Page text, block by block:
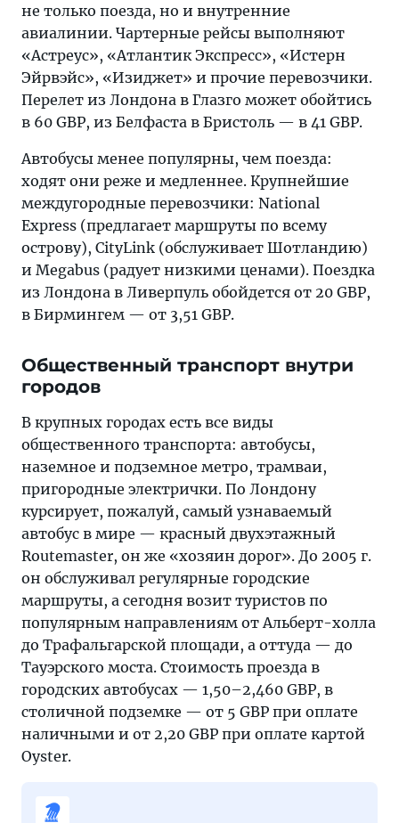
не только поезда, но и внутренние
авиалинии. Чартерные рейсы выполняют
«Астреус», «Атлантик Экспресс», «Истерн
Эйрвэйс», «Изиджет» и прочие перевозчики.
Перелет из Лондона в Глазго может обойтись
в 60 GBP, из Белфаста в Бристоль — в 41 GBP.
Автобусы менее популярны, чем поезда:
ходят они реже и медленнее. Крупнейшие
междугородные перевозчики: National
Express (предлагает маршруты по всему
острову), CityLink (обслуживает Шотландию)
и Megabus (радует низкими ценами). Поездка
из Лондона в Ливерпуль обойдется от 20 GBP,
в Бирмингем — от 3,51 GBP.
Общественный транспорт внутри
городов
В крупных городах есть все виды
общественного транспорта: автобусы,
наземное и подземное метро, трамваи,
пригородные электрички. По Лондону
курсирует, пожалуй, самый узнаваемый
автобус в мире — красный двухэтажный
Routemaster, он же «хозяин дорог». До 2005 г.
он обслуживал регулярные городские
маршруты, а сегодня возит туристов по
популярным направлениям от Альберт-холла
до Трафальгарской площади, а оттуда — до
Тауэрского моста. Стоимость проезда в
городских автобусах — 1,50–2,460 GBP, в
столичной подземке — от 5 GBP при оплате
наличными и от 2,20 GBP при оплате картой
Oyster.